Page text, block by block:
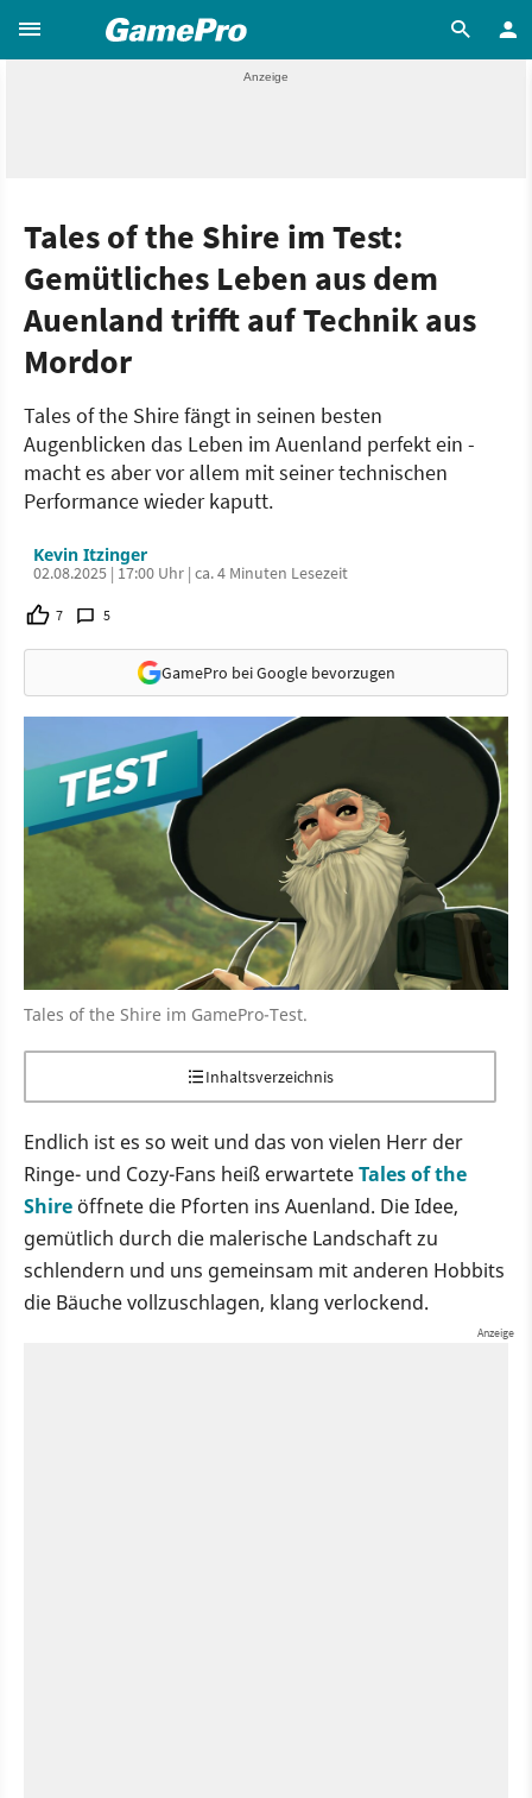
Tales of the Shire im Test:
Gemütliches Leben aus dem
Auenland trifft auf Technik aus
Mordor
Tales of the Shire fängt in seinen besten
Augenblicken das Leben im Auenland perfekt ein -
macht es aber vor allem mit seiner technischen
Performance wieder kaputt.
Kevin Itzinger
02.08.2025 | 17:00 Uhr | ca. 4 Minuten Lesezeit
7 5
GamePro bei Google bevorzugen
Tales of the Shire im GamePro-Test.
Inhaltsverzeichnis
Endlich ist es so weit und das von vielen Herr der
Ringe- und Cozy-Fans heiß erwarteteTales of the
Shire öffnete die Pforten ins Auenland. Die Idee,
gemütlich durch die malerische Landschaft zu
schlendern und uns gemeinsam mit anderen Hobbits
die Bäuche vollzuschlagen, klang verlockend.